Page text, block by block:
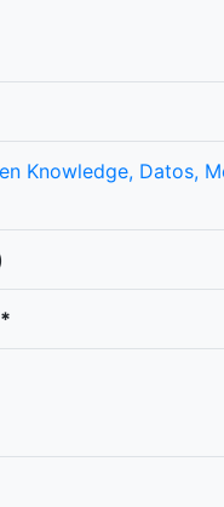
Knowledge, Datos,
*